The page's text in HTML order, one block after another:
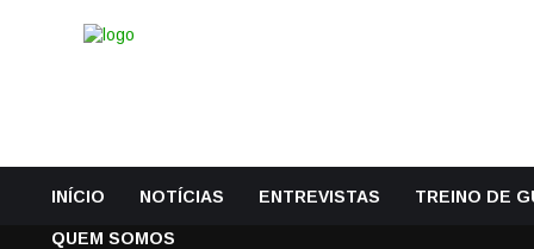
INÍCIO NOTÍCIAS ENTREVISTAS TREINO DE
QUEM SOMOS